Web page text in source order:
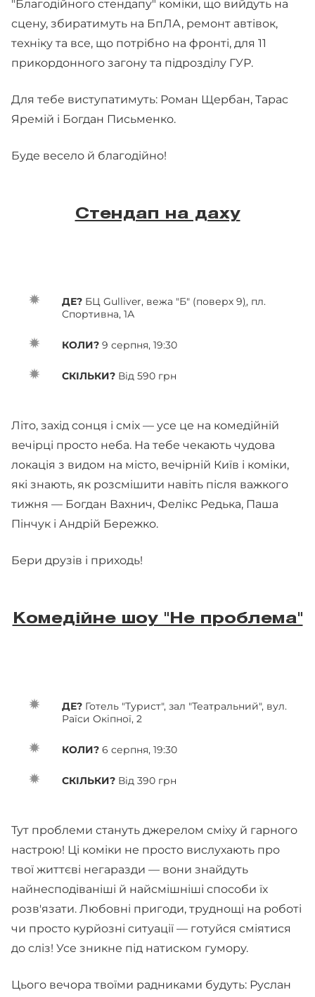
"Благодійного стендапу" коміки, що вийдуть на
сцену, збиратимуть на БпЛА, ремонт автівок,
техніку та все, що потрібно на фронті, для 11
прикордонного загону та підрозділу ГУР.
Для тебе виступатимуть: Роман Щербан, Тарас
Яремій і Богдан Письменко.
Буде весело й благодійно!
Стендап на даху
ДЕ? БЦ Gulliver, вежа "Б" (поверх 9), пл.
Спортивна, 1А
КОЛИ? 9 серпня, 19:30
СКІЛЬКИ? Від 590 грн
Літо, захід сонця і сміх — усе це на комедійній
вечірці просто неба. На тебе чекають чудова
локація з видом на місто, вечірній Київ і коміки,
які знають, як розсмішити навіть після важкого
тижня — Богдан Вахнич, Фелікс Редька, Паша
Пінчук і Андрій Бережко.
Бери друзів і приходь!
Комедійне шоу "Не проблема"
ДЕ? Готель "Турист", зал "Театральний", вул.
Раїси Окіпної, 2
КОЛИ? 6 серпня, 19:30
СКІЛЬКИ? Від 390 грн
Тут проблеми стануть джерелом сміху й гарного
настрою! Ці коміки не просто вислухають про
твої життєві негаразди — вони знайдуть
найнесподіваніші й найсмішніші способи їх
розв'язати. Любовні пригоди, труднощі на роботі
чи просто курйозні ситуації — готуйся сміятися
до сліз! Усе зникне під натиском гумору.
Цього вечора твоїми радниками будуть: Руслан